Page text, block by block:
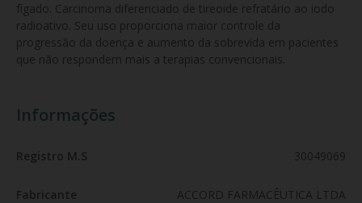
fígado. Carcinoma diferenciado de tireoide refratário ao iodo
radioativo. Seu uso proporciona maior controle da
progressão da doença e aumento da sobrevida em pacientes
que não respondem mais a terapias convencionais.
Informações
Registro M.S 30049069
Fabricante ACCORD FARMACÊUTICA LTDA